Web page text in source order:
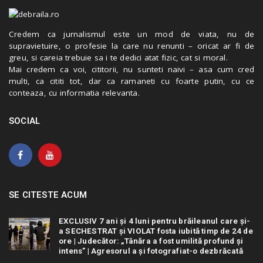
Credem ca jurnalismul este un mod de viata, nu de
supravietuire, o profesie la care nu renunti – oricat ar fi de
greu, si careia trebuie sa i te dedici atat fizic, cat si moral.
Mai credem ca voi, cititorii, nu sunteti naivi – asa cum cred
multi, ca cititi tot, dar ca ramaneti cu foarte putin, cu ce
conteaza, cu informatia relevanta.
SOCIAL
SE CITESTE ACUM
EXCLUSIV 7 ani și 4 luni pentru brăileanul care și-
a SECHESTRAT și VIOLAT fosta iubită timp de 24 de
ore | Judecător: „Tânăra a fost umilită profund și
intens” | Agresorul a și fotografiat-o dezbrăcată